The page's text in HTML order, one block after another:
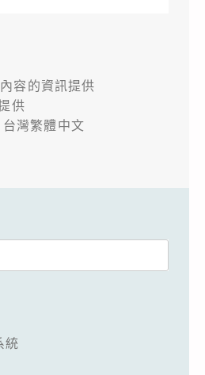
容的資訊提供
供
灣繁體中文
統